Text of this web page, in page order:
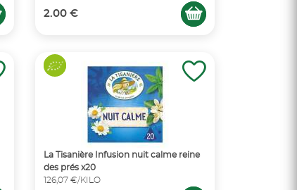
2.00 €
La Tisanière Infusion nuit calme reine
des prés x20
126,07 €/KILO